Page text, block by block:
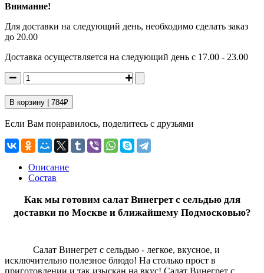
Внимание!
Для доставки на следующий день, необходимо сделать заказ
до 20.00
Доставка осуществляется на следующий день с 17.00 - 23.00
В корзину | 784₽
Если Вам понравилось, поделитесь с друзьями
Описание
Состав
Как мы готовим салатВинегрет с сельдьюдля
доставки по Москве и ближайшему Подмосковью?
Салат Винегрет с сельдью - легкое, вкусное, и
исключительно полезное блюдо! На столько прост в